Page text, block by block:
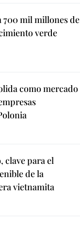
700 mil millones de
verde
como mercado
clave para el
de la
vietnamita